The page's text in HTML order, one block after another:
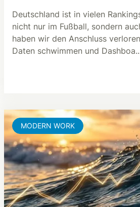
Deutschland ist in vielen
nicht nur im Fußball, sondern
haben wir den Anschluss
Daten schwimmen und
MODERN WORK